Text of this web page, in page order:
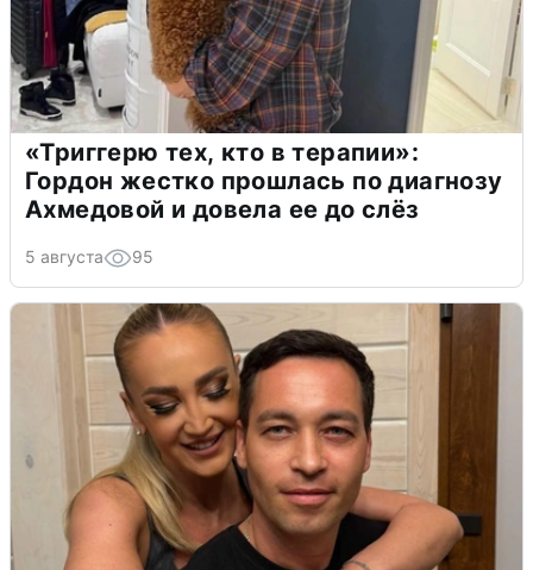
«Триггерю тех, кто в терапии»:
Гордон жестко прошлась по диагнозу
Ахмедовой и довела ее до слёз
5 августа 95